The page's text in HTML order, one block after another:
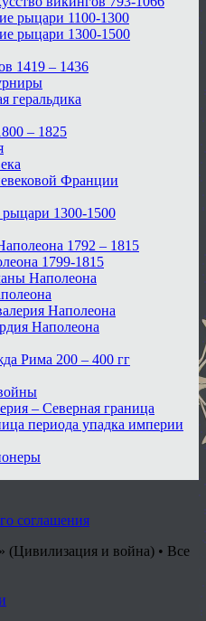
рыцари 1100-1300
рыцари 1300-1500
1419 – 1436
геральдика
– 1825
Франции
1300-1500
1792 – 1815
1799-1815
Наполеона
Наполеона
Наполеона
Рима 200 – 400 гг
– Северная граница
периода упадка империи
соглашения
(Цивилизация и война) • Все